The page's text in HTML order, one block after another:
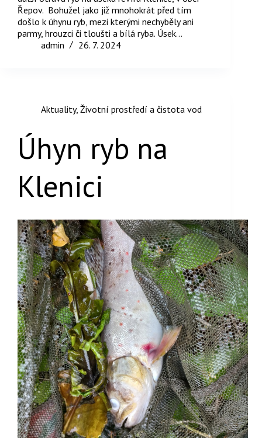
Řepov. Bohužel jako již mnohokrát před tím
došlo k úhynu ryb, mezi kterými nechyběly ani
parmy, hrouzci či tloušti a bílá ryba. Úsek…
admin
26. 7. 2024
Aktuality, Životní prostředí a čistota vod
Úhyn ryb na
Klenici